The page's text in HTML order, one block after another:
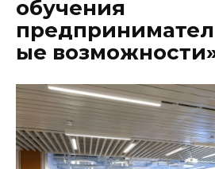
обучения
ые